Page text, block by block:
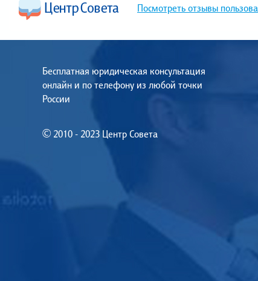
Посмотреть отзывы
Бесплатная юридическая консультация
онлайн и по телефону из любой точки
России
© 2010 - 2023 Центр Совета